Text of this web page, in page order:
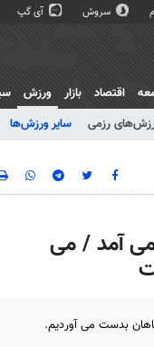
سروش آی گپ
اقتصاد بازار
ورزش
رزمی سایر ورزش‌ها
می آمد / می
بدست می آوردیم.